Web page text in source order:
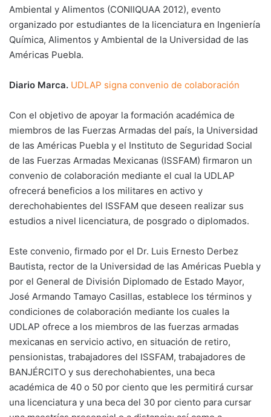
Ambiental y Alimentos (CONIIQUAA 2012), evento
organizado por estudiantes de la licenciatura en Ingeniería
Química, Alimentos y Ambiental de la Universidad de las
Américas Puebla.
Diario Marca. UDLAP signa convenio de colaboración
Con el objetivo de apoyar la formación académica de
miembros de las Fuerzas Armadas del país, la Universidad
de las Américas Puebla y el Instituto de Seguridad Social
de las Fuerzas Armadas Mexicanas (ISSFAM) firmaron un
convenio de colaboración mediante el cual la UDLAP
ofrecerá beneficios a los militares en activo y
derechohabientes del ISSFAM que deseen realizar sus
estudios a nivel licenciatura, de posgrado o diplomados.
Este convenio, firmado por el Dr. Luis Ernesto Derbez
Bautista, rector de la Universidad de las Américas Puebla y
por el General de División Diplomado de Estado Mayor,
José Armando Tamayo Casillas, establece los términos y
condiciones de colaboración mediante los cuales la
UDLAP ofrece a los miembros de las fuerzas armadas
mexicanas en servicio activo, en situación de retiro,
pensionistas, trabajadores del ISSFAM, trabajadores de
BANJÉRCITO y sus derechohabientes, una beca
académica de 40 o 50 por ciento que les permitirá cursar
una licenciatura y una beca del 30 por ciento para cursar